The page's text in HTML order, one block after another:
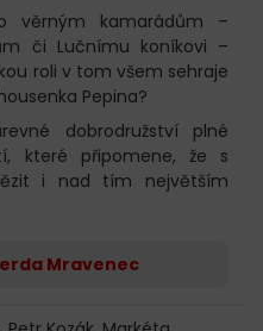
kamarádům –
či Lučnímu koníkovi –
roli v tom všem sehraje
Pepina?
dobrodružství plné
které připomene, že s
i nad tím největším
Mravenec